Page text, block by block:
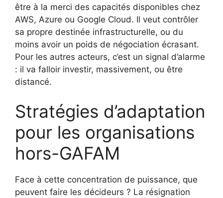
être à la merci des capacités disponibles chez
AWS, Azure ou Google Cloud. Il veut contrôler
sa propre destinée infrastructurelle, ou du
moins avoir un poids de négociation écrasant.
Pour les autres acteurs, c’est un signal d’alarme
: il va falloir investir, massivement, ou être
distancé.
Stratégies d’adaptation
pour les organisations
hors-GAFAM
Face à cette concentration de puissance, que
peuvent faire les décideurs ? La résignation